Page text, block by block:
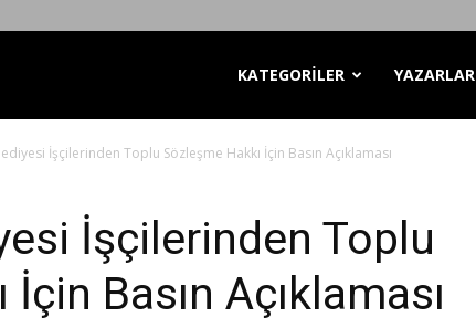
KATEGORİLER YAZARLAR
İşçilerinden Toplu Sözleşme Hakkı İçin Basın Açıklaması
İşçilerinden Toplu
Basın Açıklaması